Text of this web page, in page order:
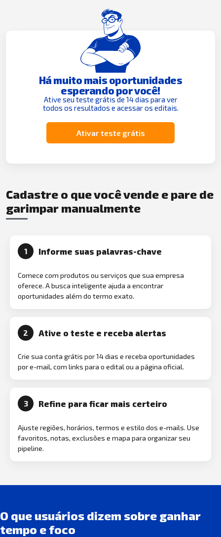
Há muito mais oportunidades
esperando por você!
Ative seu teste grátis de 14 dias para ver
todos os resultados e acessar os editais.
Ativar teste grátis
Cadastre o que você vende e pare de
garimpar manualmente
1 Informe suas palavras-chave
Comece com produtos ou serviços que sua empresa
oferece. A busca inteligente ajuda a encontrar
oportunidades além do termo exato.
2 Ative o teste e receba alertas
Crie sua conta grátis por 14 dias e receba oportunidades
por e-mail, com links para o edital ou a página oficial.
3 Refine para ficar mais certeiro
Ajuste regiões, horários, termos e estilo dos e-mails. Use
favoritos, notas, exclusões e mapa para organizar seu
pipeline.
O que usuários dizem sobre ganhar
tempo e foco